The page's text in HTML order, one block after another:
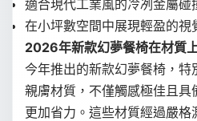
適合現代工業風的冷冽金屬碰
在小坪數空間中展現輕盈的視
2026年新款幻夢餐椅在材質
今年推出的新款幻夢餐椅，
親膚材質，不僅觸感極佳且具
更加省力。這些材質經過嚴